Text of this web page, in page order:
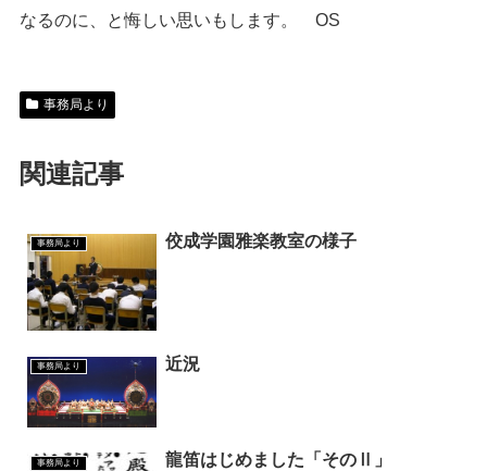
なるのに、と悔しい思いもします。 OS
事務局より
関連記事
事務局より 佼成学園雅楽教室の様子
事務局より 近況
事務局より 龍笛はじめました「そのⅡ」